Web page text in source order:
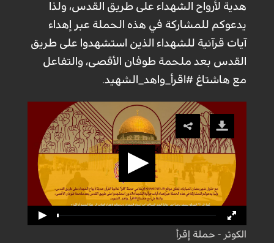
هدية لأرواح الشهداء على طريق القدس، ولذا
يدعوكم للمشاركة في هذه الحملة عبر إهداء
آيات قرآنية للشهداء الذين استشهدوا على طريق
القدس بعد ملحمة طوفان الأقصى، والتفاعل
مع هاشتاغ #اقرأ_واهد_الشهيد.
الكوثر - حملة إقرأ